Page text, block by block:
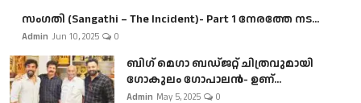
സംഗതി (Sangathi – The Incident)- Part 1 നേരത്തേ നട...
Admin Jun 10, 2025 0
ബി​ഗ് മെഗാ ബഡ്ജറ്റ് ചിത്രവുമായി
ഗോകുലം ഗോപാലൻ- ഉണ്...
Admin May 5, 2025 0